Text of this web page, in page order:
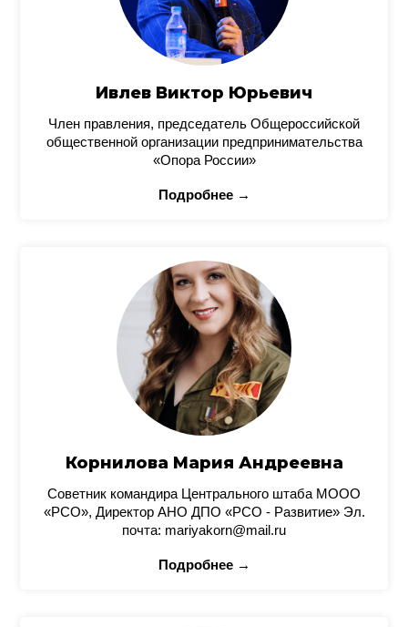
Ивлев Виктор Юрьевич
Член правления, председатель Общероссийской
общественной организации предпринимательства
«Опора России»
Подробнее →
Корнилова Мария Андреевна
Советник командира Центрального штаба МООО
«РСО», Директор АНО ДПО «РСО - Развитие» Эл.
почта: mariyakorn@mail.ru
Подробнее →